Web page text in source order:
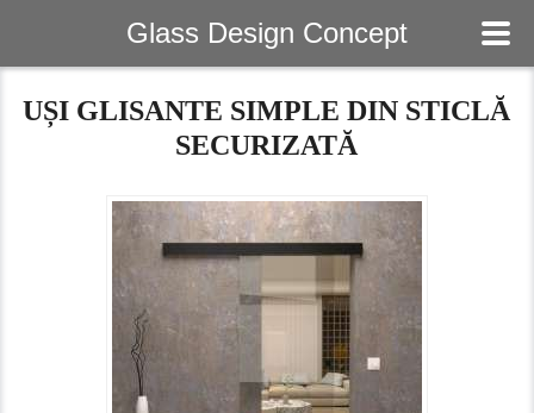
UȘI GLISANTE SIMPLE DIN STICLĂ
SECURIZATĂ
Glass Design Concept